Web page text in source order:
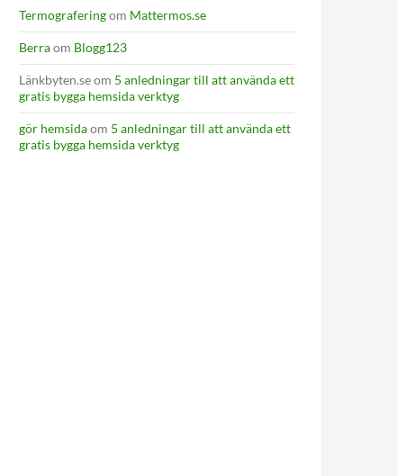
Termograferingom Mattermos.se
Berraom Blogg123
Länkbyten.seom 5 anledningar till att använda ett
gratis bygga hemsida verktyg
gör hemsidaom 5 anledningar till att använda ett
gratis bygga hemsida verktyg